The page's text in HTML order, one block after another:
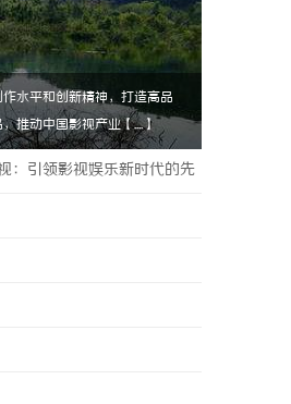
水平和创新精神，打造高品
推动中国影视产业【....】
：引领影视娱乐新时代的先